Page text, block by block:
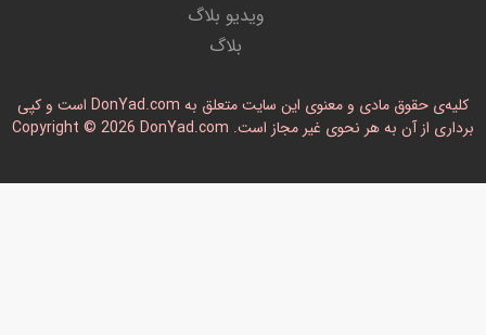
ویدیو بلاگ
بلاگ
کلیه‌ی حقوق مادی و معنوی این سایت متعلق به DonYad.com است و کپی
برداری از آن به هر نحوی غیر مجاز است. Copyright © 2026 DonYad.com